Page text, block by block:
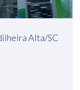
Alta/SC